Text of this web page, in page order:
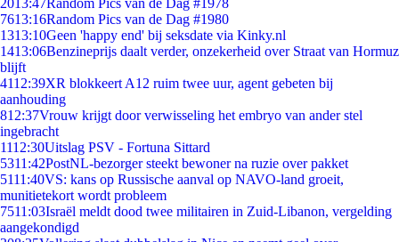
2013:47Random Pics van de Dag #1978
7613:16Random Pics van de Dag #1980
1313:10Geen 'happy end' bij seksdate via Kinky.nl
1413:06Benzineprijs daalt verder, onzekerheid over Straat van Hormuz
blijft
4112:39XR blokkeert A12 ruim twee uur, agent gebeten bij
aanhouding
812:37Vrouw krijgt door verwisseling het embryo van ander stel
ingebracht
1112:30Uitslag PSV - Fortuna Sittard
5311:42PostNL-bezorger steekt bewoner na ruzie over pakket
5111:40VS: kans op Russische aanval op NAVO-land groeit,
munitietekort wordt probleem
7511:03Israël meldt dood twee militairen in Zuid-Libanon, vergelding
aangekondigd